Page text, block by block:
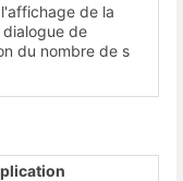
de la
de
du nombre de s